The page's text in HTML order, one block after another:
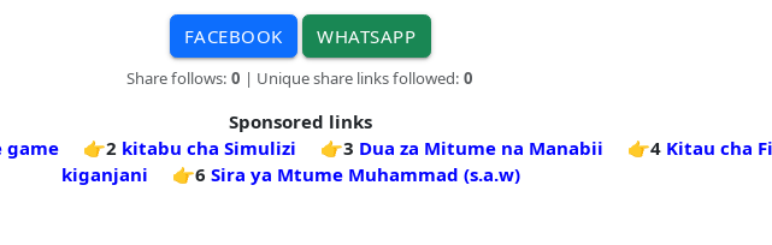
FACEBOOK WHATSAPP
Share follows: 0 | Unique share links followed: 0
Sponsored links
game 👉2 kitabu cha Simulizi 👉3 Dua za Mitume na Manabii 👉4 Kitau cha
kiganjani
👉6 Sira ya Mtume Muhammad (s.a.w)